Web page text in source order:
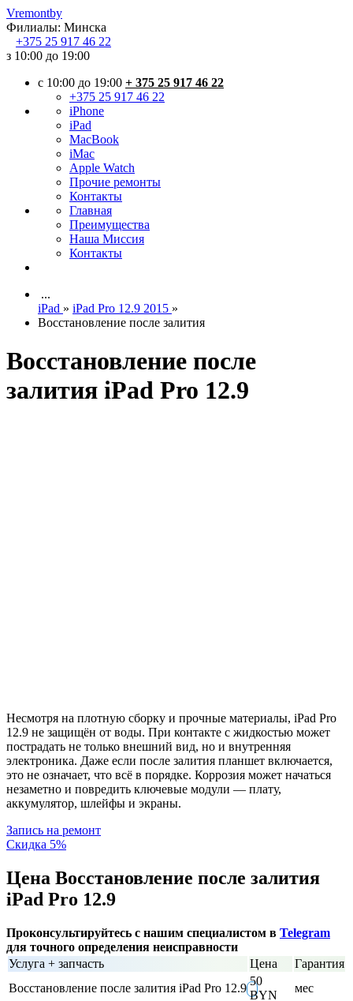
Vremontby
Филиалы: Минска
+375 25 917 46 22
з 10:00 до 19:00
c 10:00 до 19:00 + 375 25 917 46 22
+375 25 917 46 22
iPhone
iPad
MacBook
iMac
Apple Watch
Прочие ремонты
Контакты
Главная
Преимущества
Наша Миссия
Контакты
...
iPad » iPad Pro 12.9 2015 »
Восстановление после залития
Восстановление после
залития iPad Pro 12.9
Несмотря на плотную сборку и прочные материалы, iPad Pro
12.9 не защищён от воды. При контакте с жидкостью может
пострадать не только внешний вид, но и внутренняя
электроника. Даже если после залития планшет включается,
это не означает, что всё в порядке. Коррозия может начаться
незаметно и повредить ключевые модули — плату,
аккумулятор, шлейфы и экраны.
Запись на ремонт
Скидка 5%
Цена Восстановление после залития
iPad Pro 12.9
Проконсультируйтесь с нашим специалистом в Telegram
для точного определения неисправности
Услуга + запчасть
Цена
Гарантия
Восстановление после залития iPad Pro 12.9
50
BYN
мес